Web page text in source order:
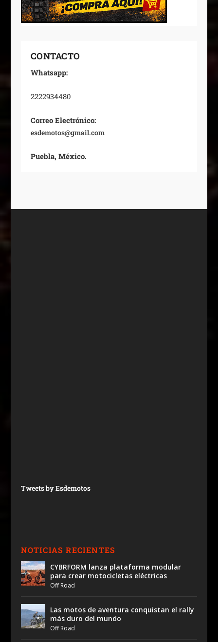
CONTACTO
Whatsapp:
2222934480
Correo Electrónico:
esdemotos@gmail.com
Puebla, México.
Tweets by Esdemotos
NOTICIAS RECIENTES
CYBRFORM lanza plataforma modular
para crear motocicletas eléctricas
Off Road
Las motos de aventura conquistan el rally
más duro del mundo
Off Road